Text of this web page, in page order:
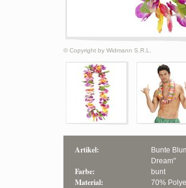
© Copyright by Widmann S.R.L.
Artikel:
Bunte
Dream"
Farbe: bunt
Material: 70%